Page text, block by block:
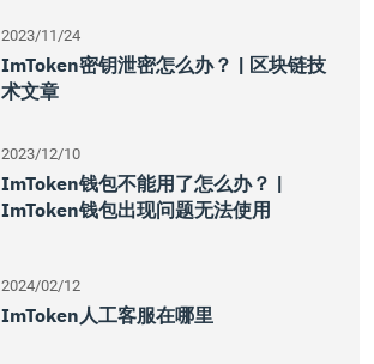
2023/11/24
ImToken密钥泄密怎么办？ | 区块链技
术文章
2023/12/10
ImToken钱包不能用了怎么办？ |
ImToken钱包出现问题无法使用
2024/02/12
ImToken人工客服在哪里